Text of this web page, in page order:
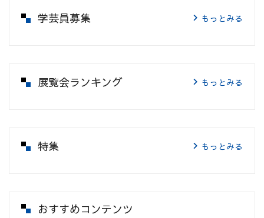
学芸員募集 もっとみる
展覧会ランキング もっとみる
特集 もっとみる
おすすめコンテンツ